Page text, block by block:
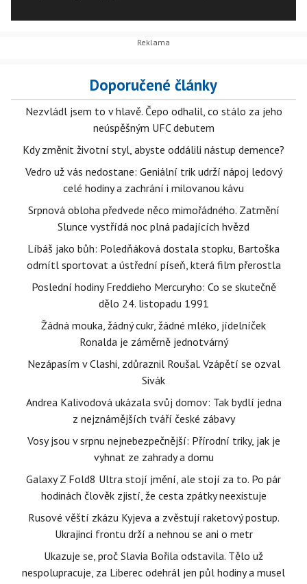
chtějí připojit ke Klausovi. V pátek například vystoupil ze
Doporučené články
Nezvládl jsem to v hlavě. Čepo odhalil, co stálo za jeho
neúspěšným UFC debutem
Kdy změnit životní styl, abyste oddálili nástup demence?
Vedro už vás nedostane: Geniální trik udrží nápoj ledový
celé hodiny a zachrání i milovanou kávu
Srpnová obloha předvede něco mimořádného. Zatmění
Slunce vystřídá noc plná padajících hvězd
Líbáš jako bůh: Poledňáková dostala stopku, Bartoška
odmítl sportovat a ústřední píseň, která film přerostla
Poslední hodiny Freddieho Mercuryho: Co se skutečně
dělo 24. listopadu 1991
Žádná mouka, žádný cukr, žádné mléko, jídelníček
Ronalda je záměrně jednotvárný
Nezápasím v Clashi, zdůraznil Roušal. Vzápětí se ozval
Sivák
Andrea Kalivodová ukázala svůj domov: Tak bydlí jedna
z nejznámějších tváří české zábavy
Vosy jsou v srpnu nejnebezpečnější: Přírodní triky, jak je
vyhnat ze zahrady a domu
Galaxy Z Fold8 Ultra stojí jmění, ale stojí za to. Po pár
hodinách člověk zjistí, že cesta zpátky neexistuje
Rusové věští zkázu Kyjeva a zvěstují raketový postup.
Ukrajinci frontu drží a nehnou se ani o metr
Ukazuje se, proč Slavia Bořila odstavila. Tělo už
nespolupracuje, za Liberec odehrál jen půl hodiny a musel